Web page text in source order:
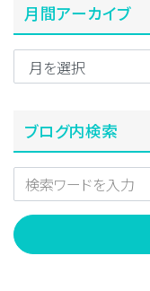
月間アーカイブ
ブログ内検索